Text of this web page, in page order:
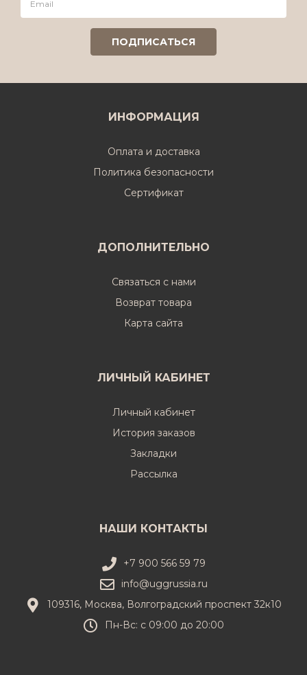
ИНФОРМАЦИЯ
Оплата и доставка
Политика безопасности
Cертификат
ДОПОЛНИТЕЛЬНО
Связаться с нами
Возврат товара
Карта сайта
ЛИЧНЫЙ КАБИНЕТ
Личный кабинет
История заказов
Закладки
Рассылка
НАШИ КОНТАКТЫ
+7 900 566 59 79
info@uggrussia.ru
109316, Москва, Волгоградский проспект 32к10
Пн-Вс: с 09:00 до 20:00